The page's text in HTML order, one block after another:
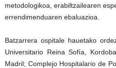
metodologikoa, erabiltzailearen
errendimenduaren ebaluazioa.
Batzarrera ospitale hauetako
Universitario Reina Sofía,
Madril; Complejo Hospitalario de